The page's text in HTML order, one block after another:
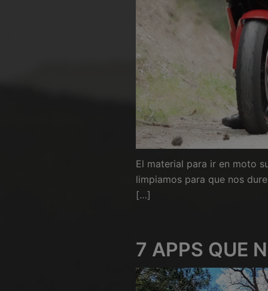
El material para ir en moto
limpiamos para que nos
[…]
7 APPS QUE